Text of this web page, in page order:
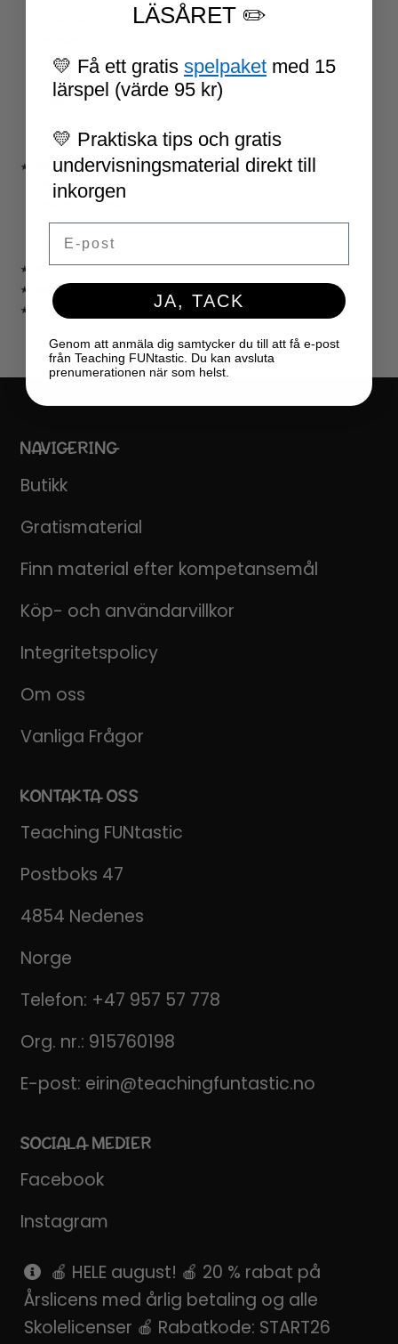
SKOLSTART
FN-DAGEN
★ LÄRARVERKTYG
KLASSRUMSDEKORATION
KLASSRUMSLEDARSKAP
KLASSRUMSORGANISATION
LÄRARKALENDER
★ SPEL
★ GRATIS
★ LICENSER
NAVIGERING
Butikk
Gratismaterial
Finn material efter kompetansemål
Köp- och användarvillkor
Integritetspolicy
Om oss
Vanliga Frågor
KONTAKTA OSS
Teaching FUNtastic
Postboks 47
4854 Nedenes
Norge
Telefon: +47 957 57 778
Org. nr.: 915760198
E-post: eirin@teachingfuntastic.no
SOCIALA MEDIER
Facebook
Instagram
Pinterest
SnapChat
🍎 HELE august! 🍎 20 % rabat på
Årslicens med årlig betaling og alle
Skolelicenser 🍎 Rabatkode: START26
LÄSÅRET ✏️
💛 Få ett gratis spelpaket med 15
lärspel (värde 95 kr)
💛 Praktiska tips och gratis
undervisningsmaterial direkt till
inkorgen
JA, TACK
Genom att anmäla dig samtycker du till att få e-post
från Teaching FUNtastic. Du kan avsluta
prenumerationen när som helst.